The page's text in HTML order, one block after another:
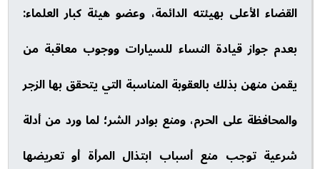
القضاء الأعلى بهيئته الدائمة، وعضو هيئة كبار العلماء:
بعدم جواز قيادة النساء للسيارات ووجوب معاقبة من
يقمن منهن بذلك بالعقوبة المناسبة التي يتحقق بها الزجر
والمحافظة على الحرم، ومنع بوادر الشر؛ لما ورد من أدلة
شرعية توجب منع أسباب ابتذال المرأة أو تعريضها